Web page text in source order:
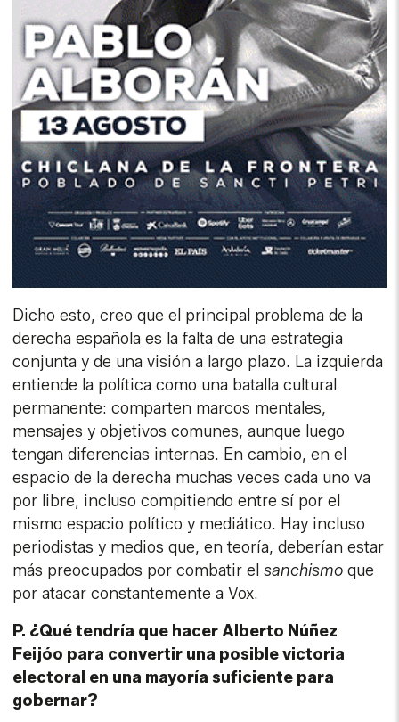
Dicho esto, creo que el principal problema de la
derecha española es la falta de una estrategia
conjunta y de una visión a largo plazo. La izquierda
entiende la política como una batalla cultural
permanente: comparten marcos mentales,
mensajes y objetivos comunes, aunque luego
tengan diferencias internas. En cambio, en el
espacio de la derecha muchas veces cada uno va
por libre, incluso compitiendo entre sí por el
mismo espacio político y mediático. Hay incluso
periodistas y medios que, en teoría, deberían estar
más preocupados por combatir elsanchismo que
por atacar constantemente a Vox.
P. ¿Qué tendría que hacer Alberto Núñez
Feijóo para convertir una posible victoria
electoral en una mayoría suficiente para
gobernar?